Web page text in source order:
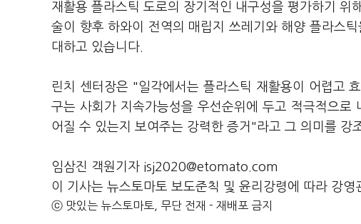
재활용 플라스틱 도로의 장기적인 내구성을 평가하기 위
술이 향후 하와이 전역의 매립지 쓰레기와 해양 플라스
대하고 있습니다.
린치 센터장은 "일각에서는 플라스틱 재활용이 어렵고
구는 사회가 지속가능성을 우선순위에 두고 적극적으로
어질 수 있는지 보여주는 강력한 증거"라고 그 의미를 강
임삼진 객원기자 isj2020@etomato.com
이 기사는 뉴스토마토 보도준칙 및 윤리강령에 따라 강영
ⓒ 맛있는 뉴스토마토, 무단 전재 - 재배포 금지